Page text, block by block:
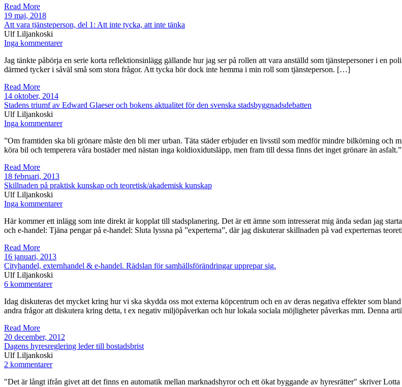
Read More
19 maj, 2018
Att vara tjänsteperson, del 1: Att inte tycka, att inte tänka
Ulf Liljankoski
Inga kommentarer
Jag tänkte påbörja en serie korta reflektionsinlägg gällande hur jag ser på rollen att vara anställd som tjänstepersoner i en
därmed tycker i såväl små som stora frågor. Att tycka hör dock inte hemma i min roll som tjänsteperson. […]
Read More
14 oktober, 2014
Stadens triumf av Edward Glaeser och bokens aktualitet för den svenska stadsbyggnadsdebatten
Ulf Liljankoski
Inga kommentarer
”Om framtiden ska bli grönare måste den bli mer urban. Täta städer erbjuder en livsstil som medför mindre bilkörning och
köra bil och temperera våra bostäder med nästan inga koldioxidutsläpp, men fram till dessa finns det inget grönare än
Read More
18 februari, 2013
Skillnaden på praktisk kunskap och teoretisk/akademisk kunskap
Ulf Liljankoski
Inga kommentarer
Här kommer ett inlägg som inte direkt är kopplat till stadsplanering. Det är ett ämne som intresserat mig ända sedan jag
och e-handel: Tjäna pengar på e-handel: Sluta lyssna på ”experterna”, där jag diskuterar skillnaden på vad experternas
Read More
16 januari, 2013
Cityhandel, externhandel & e-handel. Rädslan för samhällsförändringar upprepar sig.
Ulf Liljankoski
6 kommentarer
Idag diskuteras det mycket kring hur vi ska skydda oss mot externa köpcentrum och en av deras negativa effekter som
andra frågor att diskutera kring detta, t ex negativ miljöpåverkan och hur lokala sociala möjligheter påverkas mm. Denna
Read More
20 december, 2012
Dagens hyresreglering leder till bostadsbrist
Ulf Liljankoski
2 kommentarer
"Det är långt ifrån givet att det finns en automatik mellan marknadshyror och ett ökat byggande av hyresrätter" skriver